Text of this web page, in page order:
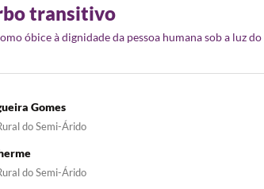
transitivo
óbice à dignidade da pessoa humana sob a luz
Gomes
do Semi-Árido
do Semi-Árido